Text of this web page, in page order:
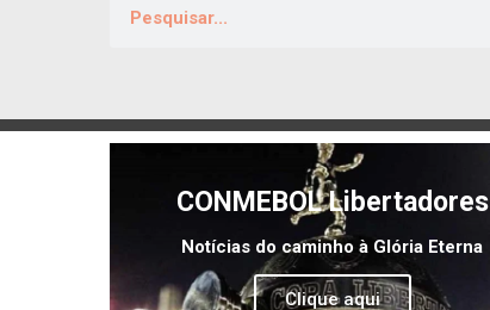
CONMEBOL Libertadores
Notícias do caminho à Glória Eterna
Clique aqui